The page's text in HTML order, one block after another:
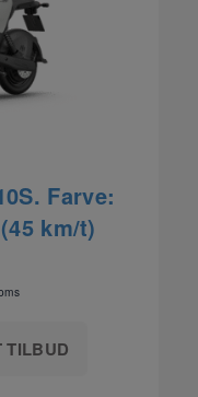
Farve:
km/t)
TILBUD